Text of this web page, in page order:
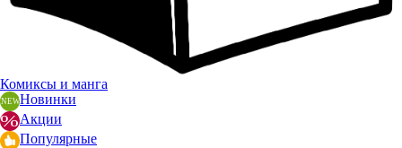
Комиксы и манга
Новинки
Акции
Популярные